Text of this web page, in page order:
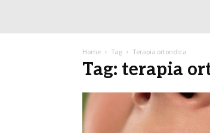
Home Tag Terapia ortondica
Tag: terapia